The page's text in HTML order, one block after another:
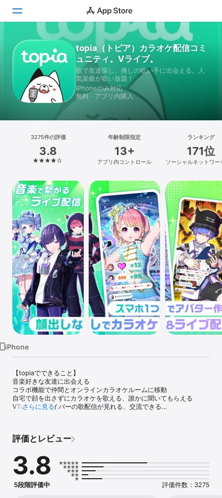
Today
ゲーム
アプリ
Arcade
検索
プラットフォーム
iPhone
iPad
Mac
Vision
Watch
TV
topia（トピア）カラオケ配信コミ
ュニティ。Vライブ。
歌で友達探し。推しの歌い手に出会える。人
気楽曲が歌い放題！
iPhoneのみ対応
無料 · アプリ内購入
3275件の評価
3.8
年齢制限指定
13+
アプリ内コントロール
ランキング
171位
ソーシャルネットワー
iPhone
【topiaでできること】
音楽好きな友達に出会える
コラボ機能で仲間とオンラインカラオケルームに移動
自宅で顔を出さずにカラオケを歌える、誰かに聞いてもらえる
VTuber・Vライバーの歌配信が見れる、交流できる
ャンルが無料で歌い放題！
配信も可能！
【カラオケ機能】
JOYSOUND・歌っちゃ王と提携、20,000曲以上が無料で歌い放
題！
さらに見る
評価とレビュー
3.8
5段階評価中 評価件数：3275